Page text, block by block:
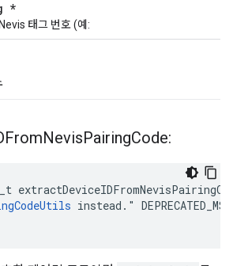
*
태그 번호 (예:
NevisPairingCode:
instead."